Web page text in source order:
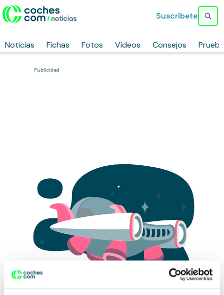
Noticias Fichas Fotos Vídeos Consejos
Suscríbete
Publicidad